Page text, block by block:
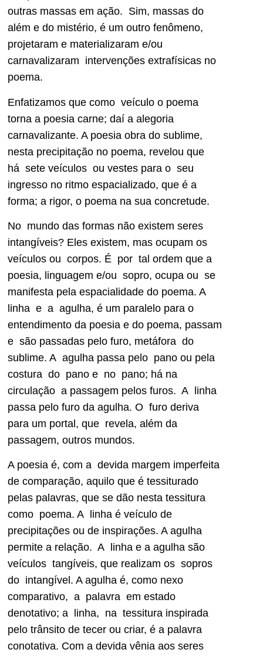
outras massas em ação. Sim, massas do
além e do mistério, é um outro fenômeno,
projetaram e materializaram e/ou
carnavalizaram intervenções extrafísicas no
poema.
Enfatizamos que como veículo o poema
torna a poesia carne; daí a alegoria
carnavalizante. A poesia obra do sublime,
nesta precipitação no poema, revelou que
há sete veículos ou vestes para o seu
ingresso no ritmo espacializado, que é a
forma; a rigor, o poema na sua concretude.
No mundo das formas não existem seres
intangíveis? Eles existem, mas ocupam os
veículos ou corpos. É por tal ordem que a
poesia, linguagem e/ou sopro, ocupa ou se
manifesta pela espacialidade do poema. A
linha e a agulha, é um paralelo para o
entendimento da poesia e do poema, passam
e são passadas pelo furo, metáfora do
sublime. A agulha passa pelo pano ou pela
costura do pano e no pano; há na
circulação a passagem pelos furos. A linha
passa pelo furo da agulha. O furo deriva
para um portal, que revela, além da
passagem, outros mundos.
A poesia é, com a devida margem imperfeita
de comparação, aquilo que é tessiturado
pelas palavras, que se dão nesta tessitura
como poema. A linha é veículo de
precipitações ou de inspirações. A agulha
permite a relação. A linha e a agulha são
veículos tangíveis, que realizam os sopros
do intangível. A agulha é, como nexo
comparativo, a palavra em estado
denotativo; a linha, na tessitura inspirada
pelo trânsito de tecer ou criar, é a palavra
conotativa. Com a devida vênia aos seres